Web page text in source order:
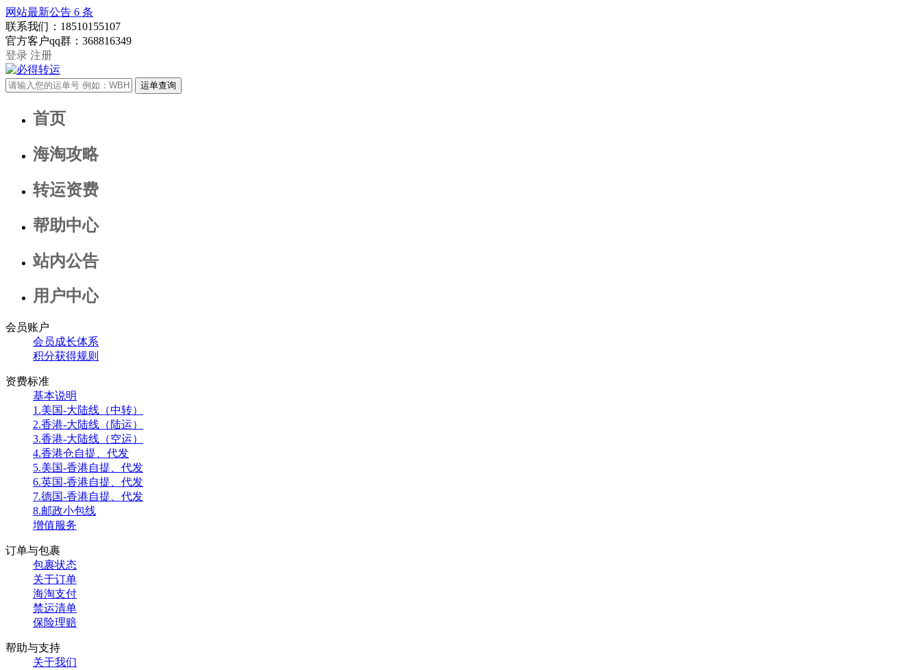
网站最新公告 6 条
联系我们： 18510155107
官方客户qq群： 368816349
登录 注册
首页
海淘攻略
转运资费
帮助中心
站内公告
用户中心
会员账户
会员成长体系
积分获得规则
资费标准
基本说明
1.美国-大陆线（中转）
2.香港-大陆线（陆运）
3.香港-大陆线（空运）
4.香港仓自提、代发
5.美国-香港自提、代发
6.英国-香港自提、代发
7.德国-香港自提、代发
8.邮政小包线
增值服务
订单与包裹
包裹状态
关于订单
海淘支付
禁运清单
保险理赔
帮助与支持
关于我们